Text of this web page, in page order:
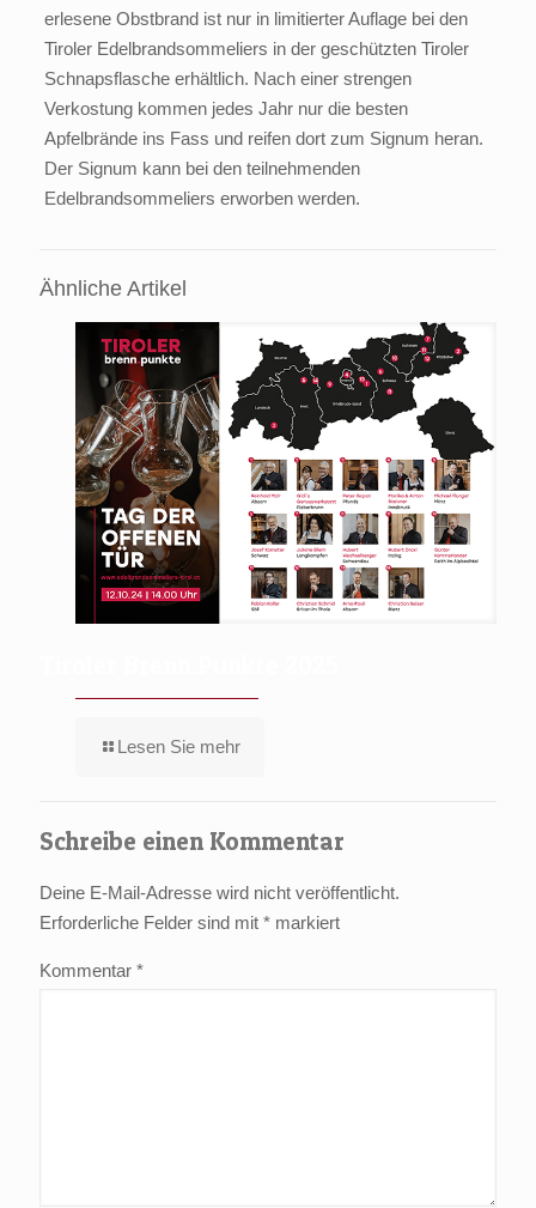
erlesene Obstbrand ist nur in limitierter Auflage bei den
Tiroler Edelbrandsommeliers in der geschützten Tiroler
Schnapsflasche erhältlich. Nach einer strengen
Verkostung kommen jedes Jahr nur die besten
Apfelbrände ins Fass und reifen dort zum Signum heran.
Der Signum kann bei den teilnehmenden
Edelbrandsommeliers erworben werden.
Ähnliche Artikel
Lesen Sie mehr
Schreibe einen Kommentar
Deine E-Mail-Adresse wird nicht veröffentlicht.
Erforderliche Felder sind mit * markiert
Kommentar *